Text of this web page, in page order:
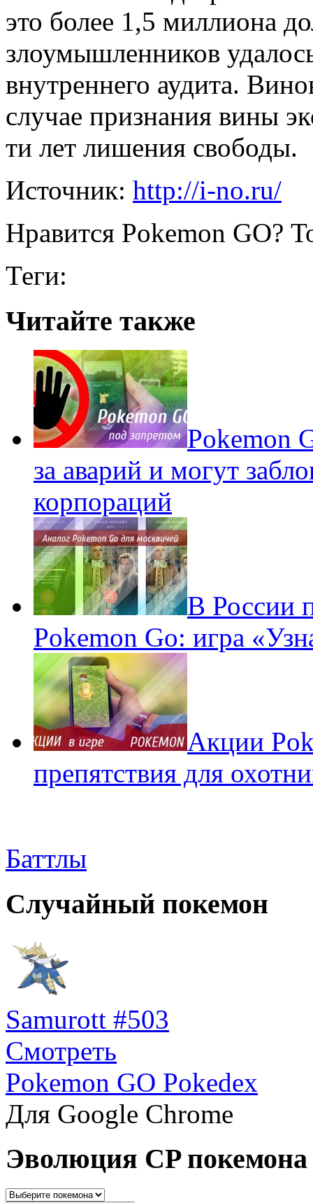
это более 1,5 миллиона
злоумышленников
внутреннего аудита.
случае признания вины
ти лет лишения свободы.
Источник: http://i-no.ru/
Нравится Pokemon GO?
Теги:
Читайте также
Pokеmon
за аварий и могут
корпораций
В России
Pokemon Go: игра
Акции
препятствия для
Баттлы
Случайный покемон
Samurott #503
Смотреть
Pokemon GO Pokedex
Для Google Chrome
Эволюция CP покемона